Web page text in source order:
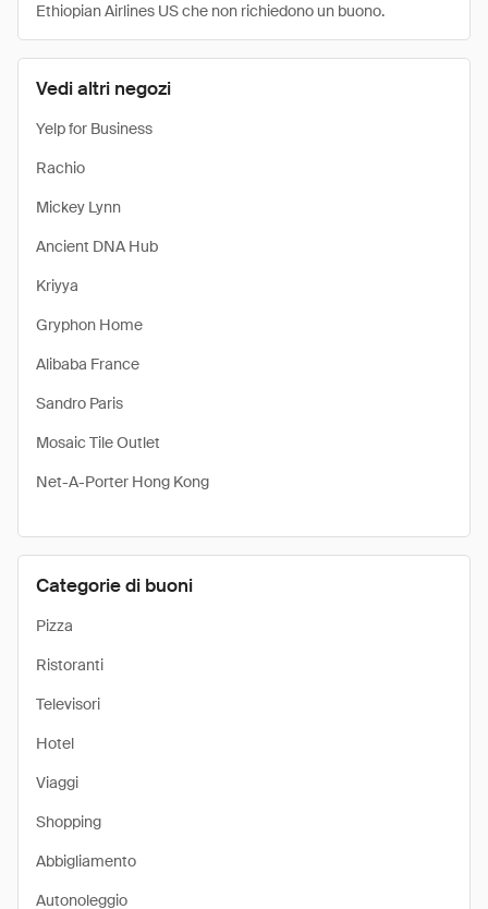
Vedi altri negozi
Yelp for Business
Rachio
Mickey Lynn
Ancient DNA Hub
Kriyya
Gryphon Home
Alibaba France
Sandro Paris
Mosaic Tile Outlet
Net-A-Porter Hong Kong
Categorie di buoni
Pizza
Ristoranti
Televisori
Hotel
Viaggi
Shopping
Abbigliamento
Autonoleggio
Ethiopian Airlines US che non richiedono un buono.